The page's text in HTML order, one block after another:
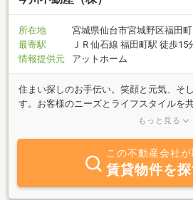
所在地
宮城県仙台市宮城野区福田
最寄駅
ＪＲ仙石線 福田町駅 徒歩15
情報提供元
アットホーム
住まい探しのお手伝い。笑顔と元気、そ
す。お客様のニーズとライフスタイルを
ート！宮城野区内の不動産の売買、賃貸
もっと見る
この不動産会社が
賃貸物件を